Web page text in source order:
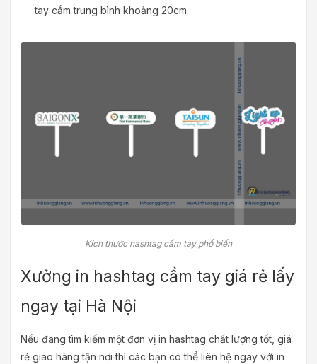
tay cầm trung bình khoảng 20cm.
Kích thước hashtag cầm tay phổ biến
Xưởng in hashtag cầm tay giá rẻ lấy
ngay tại Hà Nội
Nếu đang tìm kiếm một đơn vị in hashtag chất lượng tốt, giá
rẻ giao hàng tận nơi thì các bạn có thể liên hệ ngay với in